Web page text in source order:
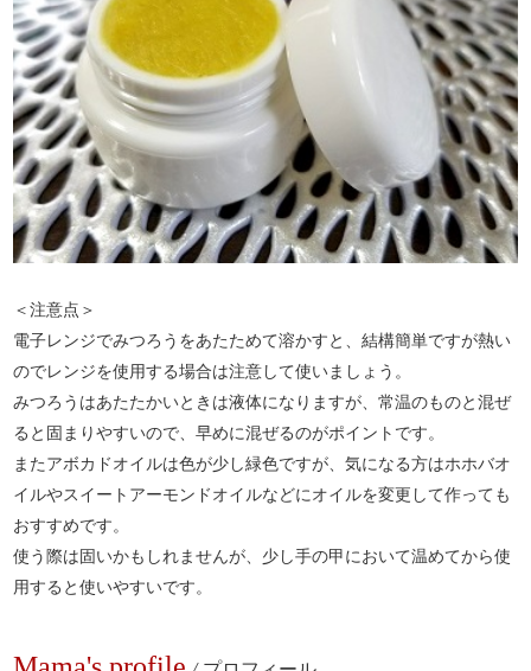
＜注意点＞
電子レンジでみつろうをあたためて溶かすと、結構簡単ですが熱い
のでレンジを使用する場合は注意して使いましょう。
みつろうはあたたかいときは液体になりますが、常温のものと混ぜ
ると固まりやすいので、早めに混ぜるのがポイントです。
またアボカドオイルは色が少し緑色ですが、気になる方はホホバオ
イルやスイートアーモンドオイルなどにオイルを変更して作っても
おすすめです。
使う際は固いかもしれませんが、少し手の甲において温めてから使
用すると使いやすいです。